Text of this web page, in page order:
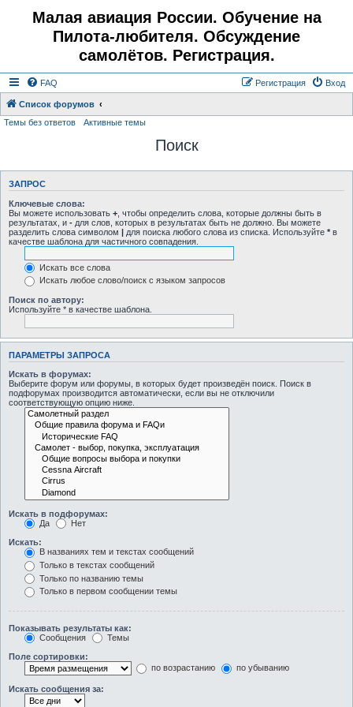
Малая авиация России. Обучение на
Пилота-любителя. Обсуждение
самолётов. Регистрация.
FAQ Вход
Регистрация
Список форумов
Темы без ответов
Активные темы
Поиск
ЗАПРОС
Ключевые слова:
Вы можете использовать + , чтобы определить слова, которые должны быть в
результатах, и - для слов, которых в результатах быть не должно. Вы можете
разделить слова символом | для поиска любого слова из списка. Используйте * в
качестве шаблона для частичного совпадения.
Искать все слова
Искать любое слово/поиск с языком запросов
Поиск по автору:
Используйте * в качестве шаблона.
ПАРАМЕТРЫ ЗАПРОСА
Искать в форумах:
Выберите форум или форумы, в которых будет произведён поиск. Поиск в
подфорумах производится автоматически, если вы не отключили
соответствующую опцию ниже.
Искать в подфорумах:
Да
Нет
Искать:
В названиях тем и текстах сообщений
Только в текстах сообщений
Только по названию темы
Только в первом сообщении темы
Показывать результаты как:
Сообщения
Темы
Поле сортировки:
по возрастанию
по убыванию
Искать сообщения за: